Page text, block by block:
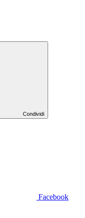
Condividi
Facebook